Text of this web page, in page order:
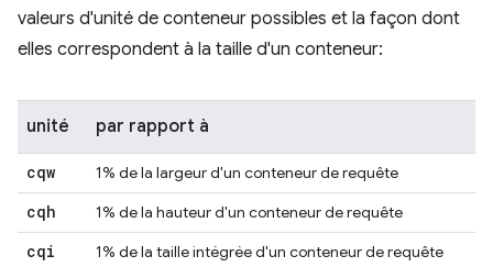
valeurs d'unité de conteneur possibles et la façon dont
elles correspondent à la taille d'un conteneur:
unité par rapport à
cqw 1% de la largeur d'un conteneur de requête
cqh 1% de la hauteur d'un conteneur de requête
cqi 1% de la taille intégrée d'un conteneur de requête